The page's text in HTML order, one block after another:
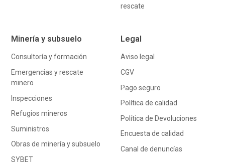
rescate
Minería y subsuelo
Consultoría y formación
Emergencias y rescate
minero
Inspecciones
Refugios mineros
Suministros
Obras de minería y subsuelo
SYBET
Legal
Aviso legal
CGV
Pago seguro
Política de calidad
Política de Devoluciones
Encuesta de calidad
Canal de denuncías